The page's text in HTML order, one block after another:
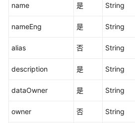
name 是 String
nameEng 是 String
alias 否 String
description 是 String
dataOwner 是 String
owner 否 String